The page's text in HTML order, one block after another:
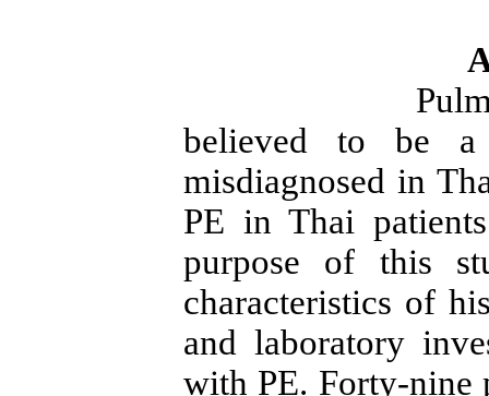
believed to be a
misdiagnosed in
PE in Thai
purpose of this
characteristics of
and laboratory
with PE. Forty-nine